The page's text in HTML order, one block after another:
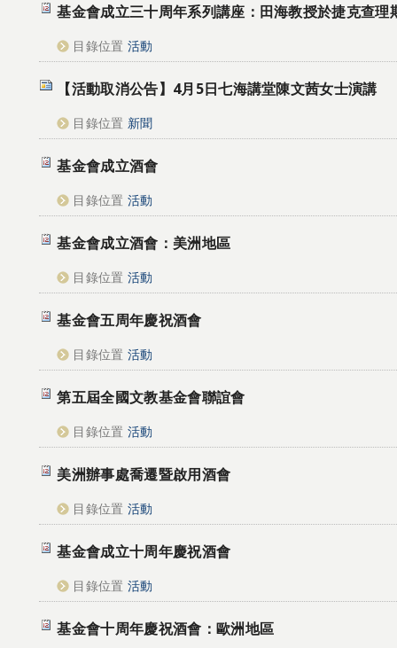
基金會成立三十周年系列講座：田海教授於捷克查理
目錄位置 活動
【活動取消公告】4月5日七海講堂陳文茜女士演講
目錄位置 新聞
基金會成立酒會
目錄位置 活動
基金會成立酒會：美洲地區
目錄位置 活動
基金會五周年慶祝酒會
目錄位置 活動
第五屆全國文教基金會聯誼會
目錄位置 活動
美洲辦事處喬遷暨啟用酒會
目錄位置 活動
基金會成立十周年慶祝酒會
目錄位置 活動
基金會十周年慶祝酒會：歐洲地區